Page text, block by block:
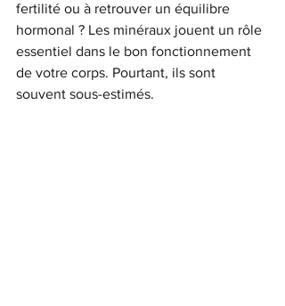
fertilité ou à retrouver un équilibre
hormonal ? Les minéraux jouent un rôle
essentiel dans le bon fonctionnement
de votre corps. Pourtant, ils sont
souvent sous-estimés.